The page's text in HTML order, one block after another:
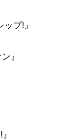
ップ!』
』
!』